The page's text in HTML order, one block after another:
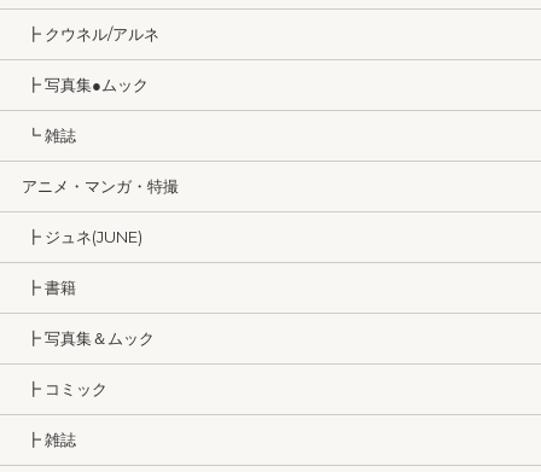
┣ クウネル/アルネ
┣ 写真集●ムック
┗ 雑誌
アニメ・マンガ・特撮
┣ ジュネ(JUNE)
┣ 書籍
┣ 写真集＆ムック
┣ コミック
┣ 雑誌